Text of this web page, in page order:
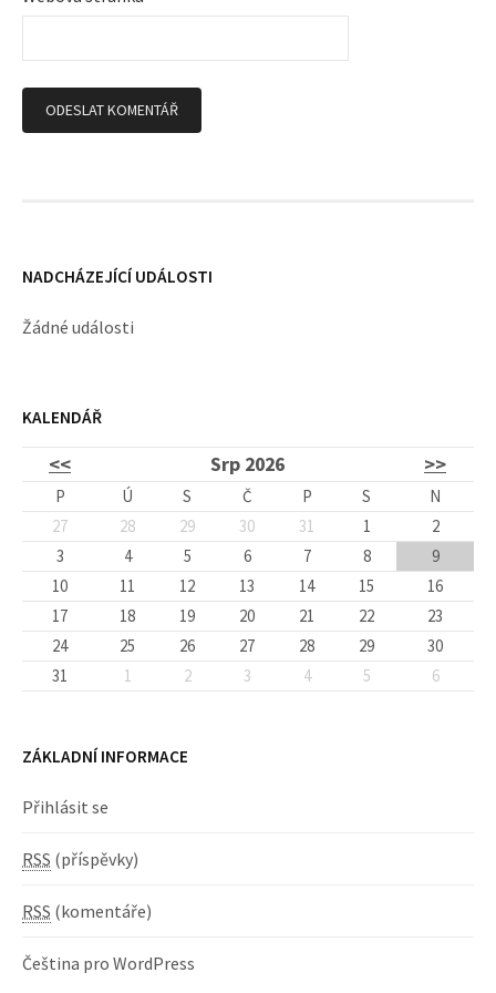
ě
NADCHÁZEJÍCÍ UDÁLOSTI
Žádné události
KALENDÁŘ
<< Srp 2026 >>
P Ú S Č P S
N
27
28 29 30 31 1
2
3
4 5 6 7 8
9
10
11 12 13 14 15
16
17
18 19 20 21 22
23
24
25 26 27 28 29
30
31
1 2 3 4 5 6
ZÁKLADNÍ INFORMACE
Přihlásit se
RSS (příspěvky)
RSS (komentáře)
Čeština pro WordPress